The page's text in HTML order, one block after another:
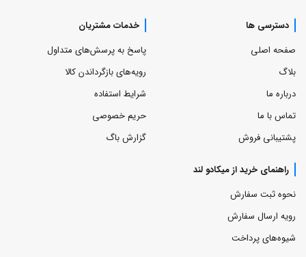
دسترسی ها
صفحه اصلی
بلاگ
درباره ما
تماس با ما
پشتیبانی فروش
خدمات مشتریان
پاسخ به پرسش‌های متداول
رویه‌های بازگرداندن کالا
شرایط استفاده
حریم خصوصی
گزارش باگ
راهنمای خرید از میکادو لند
نحوه ثبت سفارش
رویه ارسال سفارش
شیوه‌های پرداخت